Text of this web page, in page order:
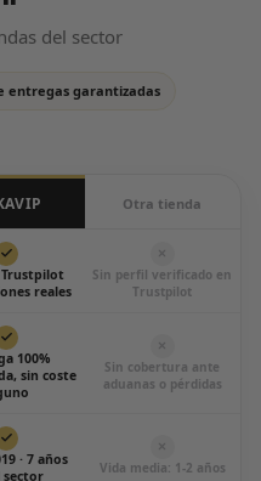
del sector
entregas garantizadas
Otra tienda
Trustpilot
reales
Sin perfil verificado en
Trustpilot
100%
sin coste
Sin cobertura ante
aduanas o pérdidas
· 7 años
sector
Vida media: 1-2 años